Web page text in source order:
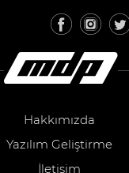
Hakkımızda
Yazılım Geliştirme
İletişim